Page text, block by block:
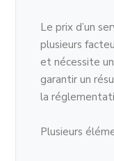
Le prix d’un
plusieurs
et nécessite
garantir un
la
Plusieurs